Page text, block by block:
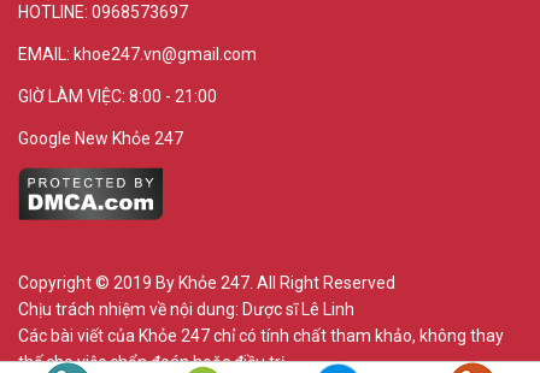
HOTLINE: 0968573697
EMAIL: khoe247.vn@gmail.com
GIỜ LÀM VIỆC: 8:00 - 21:00
Google New Khỏe 247
Copyright © 2019 By Khỏe 247. All Right Reserved
Chịu trách nhiệm về nội dung: Dược sĩ Lê Linh
Các bài viết của Khỏe 247 chỉ có tính chất tham khảo, không thay
thế cho việc chẩn đoán hoặc điều trị